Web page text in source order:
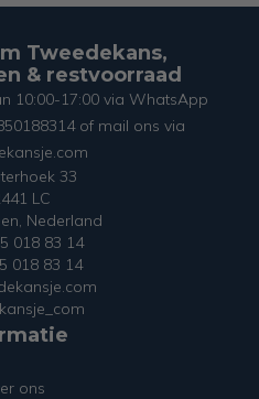
Tweedekans,
& restvoorraad
10:00-17:00 via WhatsApp
of mail ons via
33
LC
Nederland
018 83 14
018 83 14
ons